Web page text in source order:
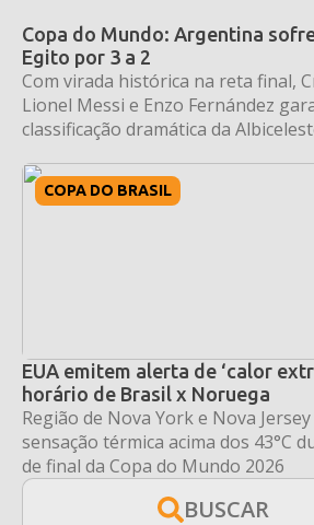
Copa do Mundo: Argentina
Egito por 3 a 2
Com virada histórica na reta final,
Lionel Messi e Enzo Fernández
classificação dramática da
COPA DO BRASIL
EUA emitem alerta de ‘calor
horário de Brasil x Noruega
Região de Nova York e Nova
sensação térmica acima dos 43°C
de final da Copa do Mundo 2026
BUSCAR